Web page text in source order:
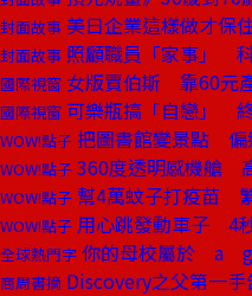
封面故事 美日企業這樣做才保
封面故事 照顧職員「家事」
國際視窗 女版賈伯斯 靠60元
國際視窗 可樂瓶搞「自戀」
WOW!點子 把圖書館變景點 偏
WOW!點子 360度透明感機艙
WOW!點子 幫4萬蚊子打疫苗
WOW!點子 用心跳發動車子 4
全球熱門字 你的母校屬於 a
商周書摘 Discovery之父第一